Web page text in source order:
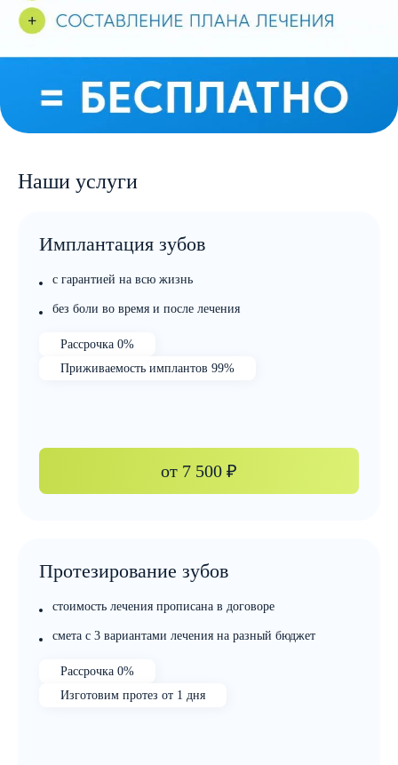
Наши услуги
Имплантация зубов
с гарантией на всю жизнь
без боли во время и после лечения
Рассрочка 0%
Приживаемость имплантов 99%
от 7 500 ₽
Протезирование зубов
стоимость лечения прописана в договоре
смета с 3 вариантами лечения на разный бюджет
Рассрочка 0%
Изготовим протез от 1 дня